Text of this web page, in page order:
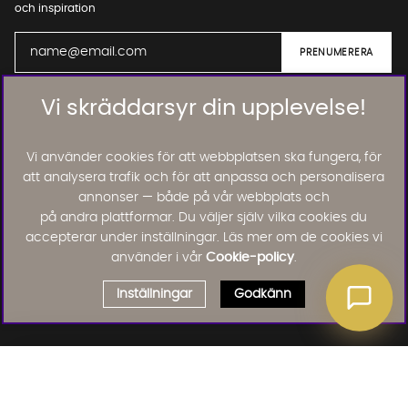
Vi skräddarsyr din upplevelse!
Vi använder cookies för att webbplatsen ska fungera, för
att analysera trafik och för att anpassa och personalisera
annonser — både på vår webbplats och
på andra plattformar. Du väljer själv vilka cookies du
accepterar under inställningar. Läs mer om de cookies vi
använder i vår Cookie-policy.
Inställningar Godkänn
och inspiration
01. INFORMATION
02. BRA ATT VETA
Läs och lämna kundomdömen: